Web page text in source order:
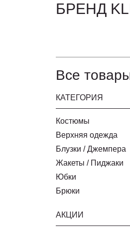
БРЕНД
Все
КАТЕГОРИЯ
Костюмы
Верхняя одежда
Блузки / Джемпера
Жакеты / Пиджаки
Юбки
Брюки
АКЦИИ